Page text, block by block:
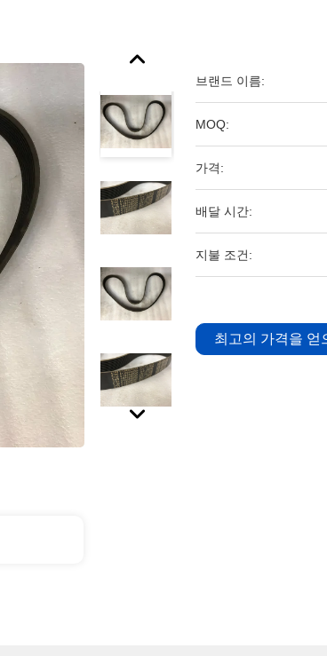
브랜드 이름:
MOQ:
가격:
배달 시간:
지불 조건:
최고의 가격을 얻